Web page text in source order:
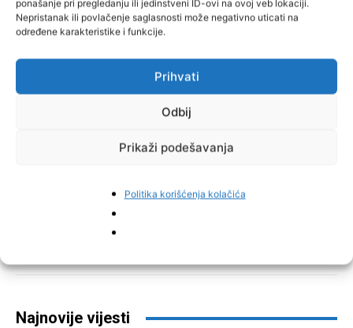
ponašanje pri pregledanju ili jedinstveni ID-ovi na ovoj veb lokaciji.
Nepristanak ili povlačenje saglasnosti može negativno uticati na
određene karakteristike i funkcije.
Prihvati
Odbij
Prikaži podešavanja
Politika korišćenja kolačića
Najnovije vijesti